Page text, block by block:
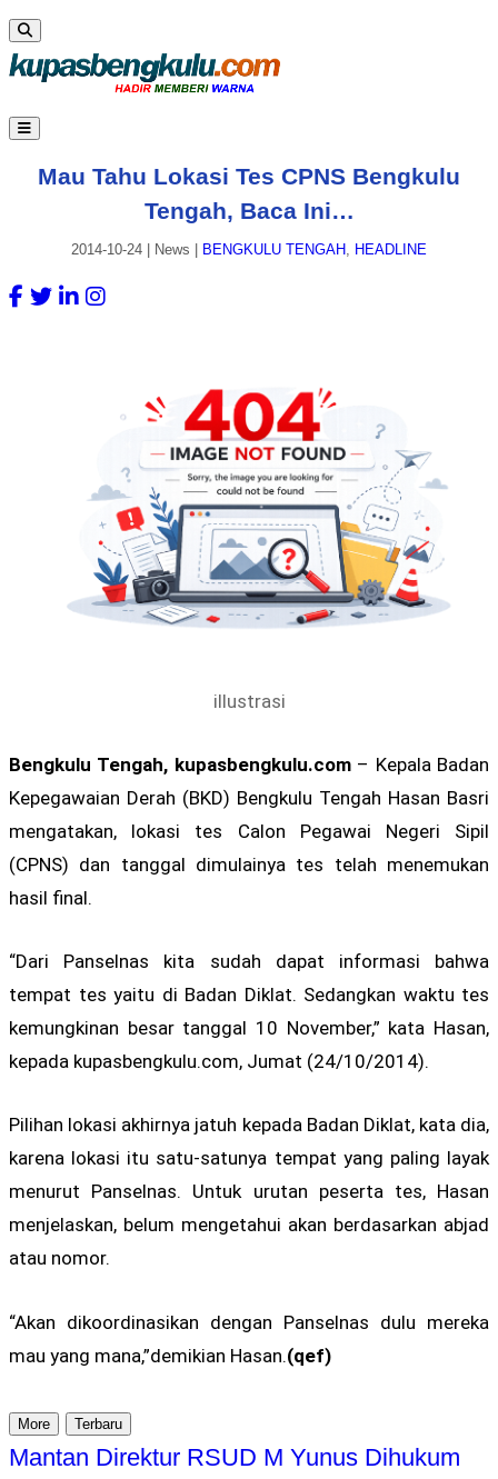
Mau Tahu Lokasi Tes CPNS Bengkulu
Tengah, Baca Ini…
2014-10-24 News BENGKULU TENGAH, HEADLINE
illustrasi
Bengkulu Tengah, kupasbengkulu.com– Kepala Badan
Kepegawaian Derah (BKD) Bengkulu Tengah Hasan Basri
mengatakan, lokasi tes Calon Pegawai Negeri Sipil
(CPNS) dan tanggal dimulainya tes telah menemukan
hasil final.
“Dari Panselnas kita sudah dapat informasi bahwa
tempat tes yaitu di Badan Diklat. Sedangkan waktu tes
kemungkinan besar tanggal 10 November,” kata Hasan,
kepada kupasbengkulu.com, Jumat (24/10/2014).
Pilihan lokasi akhirnya jatuh kepada Badan Diklat, kata dia,
karena lokasi itu satu-satunya tempat yang paling layak
menurut Panselnas. Untuk urutan peserta tes, Hasan
menjelaskan, belum mengetahui akan berdasarkan abjad
atau nomor.
“Akan dikoordinasikan dengan Panselnas dulu mereka
mau yang mana,”demikian Hasan.(qef)
More Terbaru
Mantan Direktur RSUD M Yunus Dihukum